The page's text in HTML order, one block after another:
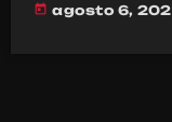
today agosto 6,